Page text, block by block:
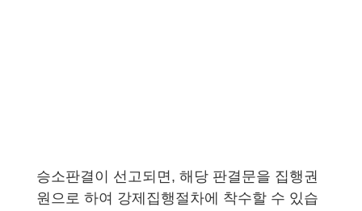
승소판결이 선고되면, 해당 판결문을 집행권
원으로 하여 강제집행절차에 착수할 수 있습